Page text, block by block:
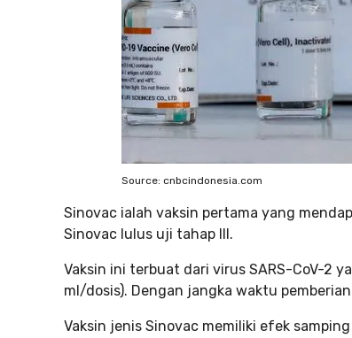
Source: cnbcindonesia.com
Sinovac ialah vaksin pertama yang
Sinovac lulus uji tahap III.
Vaksin ini terbuat dari virus SARS-CoV-2
ml/dosis). Dengan jangka waktu
Vaksin jenis Sinovac memiliki efek